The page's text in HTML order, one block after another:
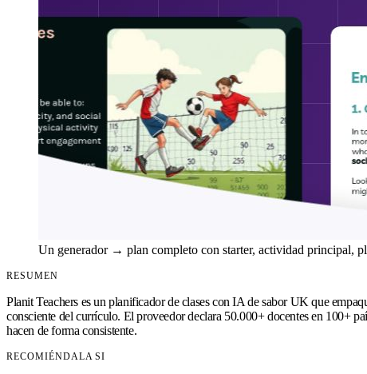
Un generador → plan completo con starter, actividad principal,
RESUMEN
Planit Teachers es un planificador de clases con IA de sabor UK que
consciente del currículo. El proveedor declara 50.000+ docentes en 100+
hacen de forma consistente.
RECOMIÉNDALA SI